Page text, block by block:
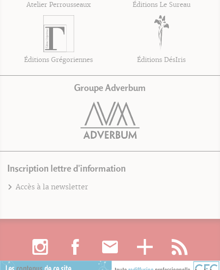
Atelier Perrousseaux Éditions Le Sureau
Éditions Grégoriennes Éditions DésIris
Groupe Adverbum
Inscription lettre d'information
Accès à la newsletter